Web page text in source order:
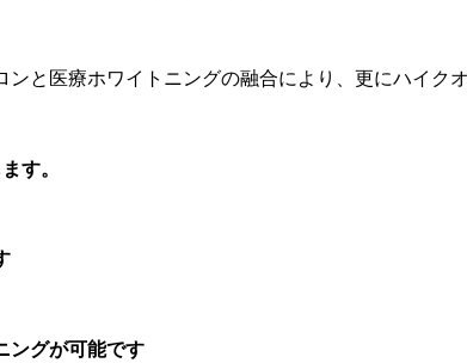
と医療ホワイトニングの融合により、更にハイク
す。
ングが可能です